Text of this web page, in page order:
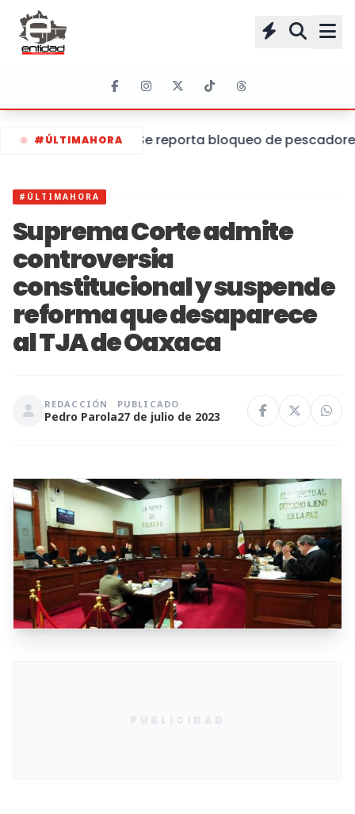
#ÚLTIMAHORA Se reporta bloqueo de
#ÚLTIMAHORA
Suprema Corte admite
controversia
constitucional y suspende
reforma que desaparece
al TJA de Oaxaca
REDACCIÓN
Pedro Parola
PUBLICADO
27 de julio de 2023